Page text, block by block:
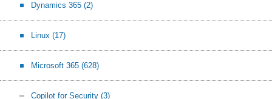
Dynamics 365 (2)
Linux (17)
Microsoft 365 (628)
Copilot for Security (3)